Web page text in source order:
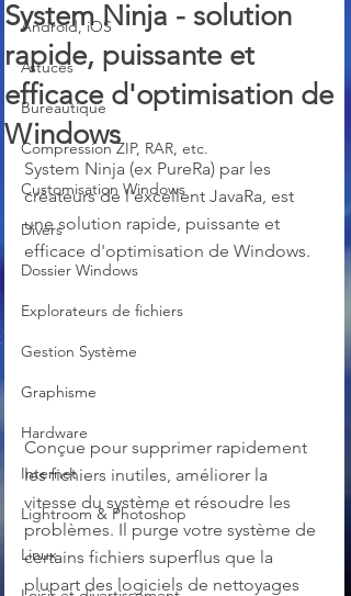
Android, iOS
Astuces
Bureautique
Compression ZIP, RAR, etc.
Customisation Windows
Divers
Dossier Windows
Explorateurs de fichiers
Gestion Système
Graphisme
Hardware
Internet
Lightroom & Photoshop
Linux
System Ninja - solution
rapide, puissante et
efficace d'optimisation de
Windows
System Ninja (ex PureRa) par les
créateurs de l'excellent JavaRa, est
une solution rapide, puissante et
efficace d'optimisation de Windows.
Conçue pour supprimer rapidement
les fichiers inutiles, améliorer la
vitesse du système et résoudre les
problèmes. Il purge votre système de
certains fichiers superflus que la
plupart des logiciels de nettoyages